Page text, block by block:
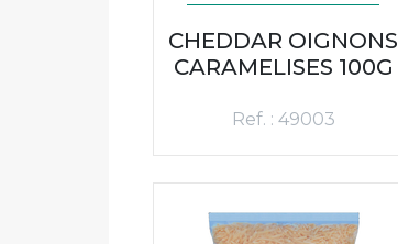
CHEDDAR OIGNONS
CARAMELISES 100G
Ref. : 49003